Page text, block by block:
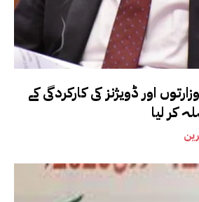
اور ڈویژنز کی کارکردگی کے